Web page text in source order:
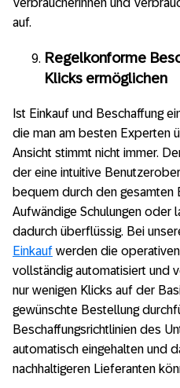
Verbraucherinnen und
auf.
Regelkonforme
Klicks ermöglichen
Ist Einkauf und Beschaffung
die man am besten Experten
Ansicht stimmt nicht immer.
der eine intuitive
bequem durch den
Aufwändige Schulungen oder
dadurch überflüssig. Bei
Einkauf werden die
vollständig automatisiert und
nur wenigen Klicks auf der
gewünschte Bestellung
Beschaffungsrichtlinien des
automatisch eingehalten und
nachhaltigeren Lieferanten